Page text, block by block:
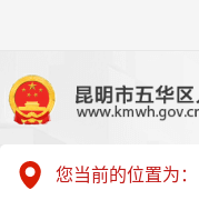
您当前的位置为：